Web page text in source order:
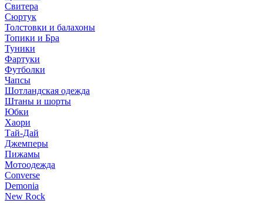
Свитера
Сюртук
Толстовки и балахоны
Топики и Бра
Туники
Фартуки
Футболки
Чапсы
Шотландская одежда
Штаны и шорты
Юбки
Хаори
Тай-Дай
Джемперы
Пижамы
Мотоодежда
Converse
Demonia
New Rock